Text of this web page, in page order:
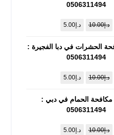
0506311494
د.إ10.00 د.إ5.00
الحشرات في دبا الفجيرة :
0506311494
د.إ10.00 د.إ5.00
الحمام في دبي :
0506311494
د.إ10.00 د.إ5.00